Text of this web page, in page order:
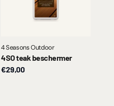
4 Seasons Outdoor
4SO teak beschermer
€29,00